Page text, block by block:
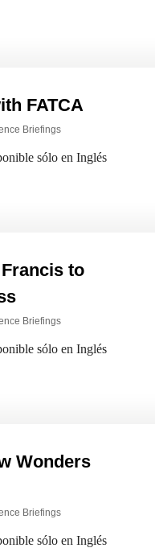
FATCA
Briefings
sólo en Inglés
to
Briefings
sólo en Inglés
Wonders
Briefings
sólo en Inglés